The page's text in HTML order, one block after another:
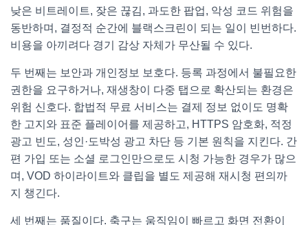
낮은 비트레이트, 잦은 끊김, 과도한 팝업, 악성 코드 위험을
동반하며, 결정적 순간에 블랙스크린이 되는 일이 빈번하다.
비용을 아끼려다 경기 감상 자체가 무산될 수 있다.
두 번째는 보안과 개인정보 보호다. 등록 과정에서 불필요한
권한을 요구하거나, 재생창이 다중 탭으로 확산되는 환경은
위험 신호다. 합법적 무료 서비스는 결제 정보 없이도 명확
한 고지와 표준 플레이어를 제공하고, HTTPS 암호화, 적정
광고 빈도, 성인·도박성 광고 차단 등 기본 원칙을 지킨다. 간
편 가입 또는 소셜 로그인만으로도 시청 가능한 경우가 많으
며, VOD 하이라이트와 클립을 별도 제공해 재시청 편의까
지 챙긴다.
세 번째는 품질이다. 축구는 움직임이 빠르고 화면 전환이